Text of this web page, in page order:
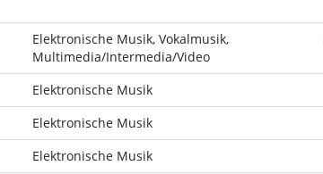
Elektronische Musik, Vokalmusik,
Multimedia/Intermedia/Video
Elektronische Musik
Elektronische Musik
Elektronische Musik